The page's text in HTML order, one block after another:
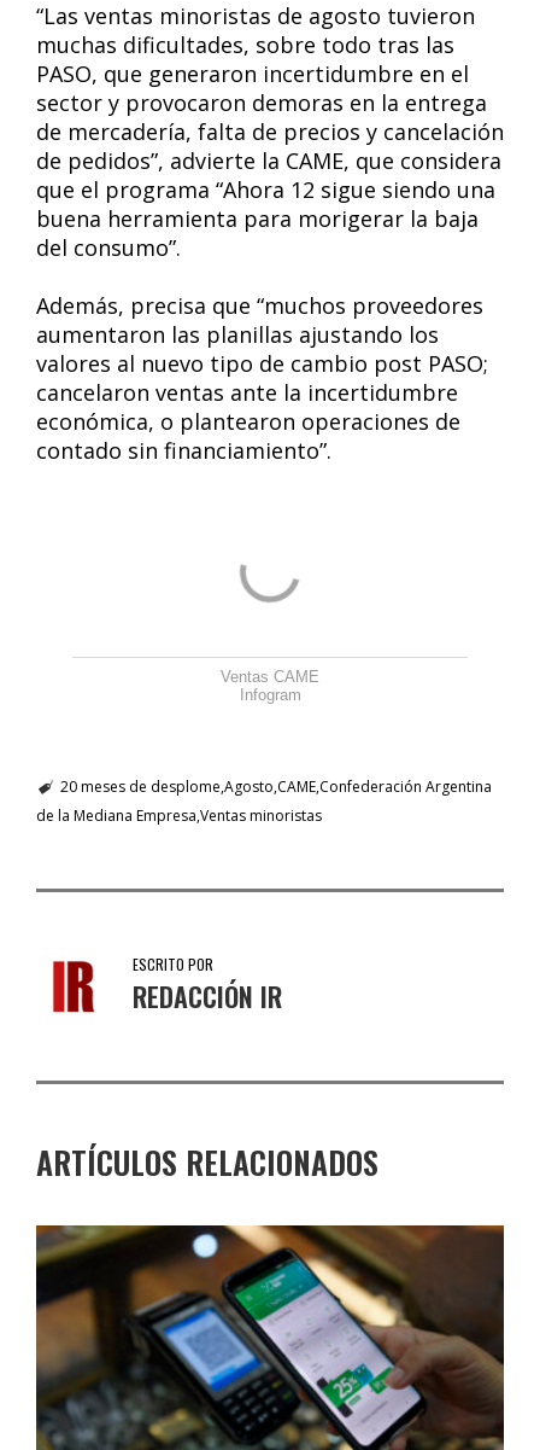
“Las ventas minoristas de agosto tuvieron
muchas dificultades, sobre todo tras las
PASO, que generaron incertidumbre en el
sector y provocaron demoras en la entrega
de mercadería, falta de precios y cancelación
de pedidos”, advierte la CAME, que considera
que el programa “Ahora 12 sigue siendo una
buena herramienta para morigerar la baja
del consumo”.
Además, precisa que “muchos proveedores
aumentaron las planillas ajustando los
valores al nuevo tipo de cambio post PASO;
cancelaron ventas ante la incertidumbre
económica, o plantearon operaciones de
contado sin financiamiento”.
Ventas CAME
Infogram
20 meses de desplome Agosto CAMEConfederación Argentina
de la Mediana Empresa Ventas minoristas
ESCRITO POR
REDACCIÓN IR
ARTÍCULOS RELACIONADOS